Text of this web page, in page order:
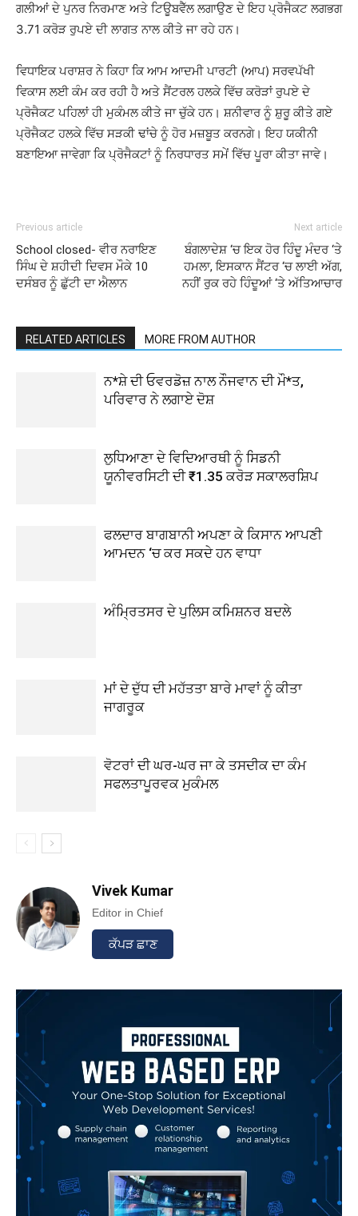
ਗਲੀਆਂ ਦੇ ਪੁਨਰ ਨਿਰਮਾਣ ਅਤੇ ਟਿਊਬਵੈੱਲ ਲਗਾਉਣ ਦੇ ਇਹ ਪ੍ਰੋਜੈਕਟ ਲਗਭਗ
3.71 ਕਰੋੜ ਰੁਪਏ ਦੀ ਲਾਗਤ ਨਾਲ ਕੀਤੇ ਜਾ ਰਹੇ ਹਨ।
ਵਿਧਾਇਕ ਪਰਾਸ਼ਰ ਨੇ ਕਿਹਾ ਕਿ ਆਮ ਆਦਮੀ ਪਾਰਟੀ (ਆਪ) ਸਰਵਪੱਖੀ
ਵਿਕਾਸ ਲਈ ਕੰਮ ਕਰ ਰਹੀ ਹੈ ਅਤੇ ਸੈਂਟਰਲ ਹਲਕੇ ਵਿੱਚ ਕਰੋੜਾਂ ਰੁਪਏ ਦੇ
ਪ੍ਰੋਜੈਕਟ ਪਹਿਲਾਂ ਹੀ ਮੁਕੰਮਲ ਕੀਤੇ ਜਾ ਚੁੱਕੇ ਹਨ। ਸ਼ਨੀਵਾਰ ਨੂੰ ਸ਼ੁਰੂ ਕੀਤੇ ਗਏ
ਪ੍ਰੋਜੈਕਟ ਹਲਕੇ ਵਿੱਚ ਸੜਕੀ ਢਾਂਚੇ ਨੂੰ ਹੋਰ ਮਜ਼ਬੂਤ ​​ਕਰਨਗੇ। ਇਹ ਯਕੀਨੀ
ਬਣਾਇਆ ਜਾਵੇਗਾ ਕਿ ਪ੍ਰੋਜੈਕਟਾਂ ਨੂੰ ਨਿਰਧਾਰਤ ਸਮੇਂ ਵਿੱਚ ਪੂਰਾ ਕੀਤਾ ਜਾਵੇ।
Previous article
School closed- ਵੀਰ ਨਰਾਇਣ
ਸਿੰਘ ਦੇ ਸ਼ਹੀਦੀ ਦਿਵਸ ਮੌਕੇ 10
ਦਸੰਬਰ ਨੂੰ ਛੁੱਟੀ ਦਾ ਐਲਾਨ
Next article
ਬੰਗਲਾਦੇਸ਼ ‘ਚ ਇਕ ਹੋਰ ਹਿੰਦੂ ਮੰਦਰ ‘ਤੇ
ਹਮਲਾ, ਇਸਕਾਨ ਸੈਂਟਰ ‘ਚ ਲਾਈ ਅੱਗ,
ਨਹੀਂ ਰੁਕ ਰਹੇ ਹਿੰਦੂਆਂ ‘ਤੇ ਅੱਤਿਆਚਾਰ
RELATED ARTICLES MORE FROM AUTHOR
ਨ*ਸ਼ੇ ਦੀ ਓਵਰਡੋਜ਼ ਨਾਲ ਨੌਜਵਾਨ ਦੀ ਮੌ*ਤ,
ਪਰਿਵਾਰ ਨੇ ਲਗਾਏ ਦੋਸ਼
ਲੁਧਿਆਣਾ ਦੇ ਵਿਦਿਆਰਥੀ ਨੂੰ ਸਿਡਨੀ
ਯੂਨੀਵਰਸਿਟੀ ਦੀ ₹1.35 ਕਰੋੜ ਸਕਾਲਰਸ਼ਿਪ
ਫਲਦਾਰ ਬਾਗਬਾਨੀ ਅਪਣਾ ਕੇ ਕਿਸਾਨ ਆਪਣੀ
ਆਮਦਨ ‘ਚ ਕਰ ਸਕਦੇ ਹਨ ਵਾਧਾ
ਅੰਮ੍ਰਿਤਸਰ ਦੇ ਪੁਲਿਸ ਕਮਿਸ਼ਨਰ ਬਦਲੇ
ਮਾਂ ਦੇ ਦੁੱਧ ਦੀ ਮਹੱਤਤਾ ਬਾਰੇ ਮਾਵਾਂ ਨੂੰ ਕੀਤਾ
ਜਾਗਰੂਕ
ਵੋਟਰਾਂ ਦੀ ਘਰ-ਘਰ ਜਾ ਕੇ ਤਸਦੀਕ ਦਾ ਕੰਮ
ਸਫਲਤਾਪੂਰਵਕ ਮੁਕੰਮਲ
Vivek Kumar
Editor in Chief
ਕੱਪੜ ਛਾਣ